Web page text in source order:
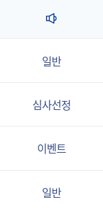
일반
심사선정
이벤트
일반